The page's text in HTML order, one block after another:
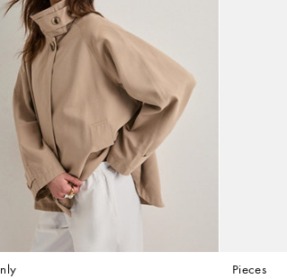
Pieces